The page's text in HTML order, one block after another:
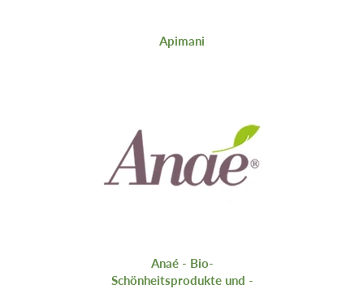
Apimani
Anaé - Bio-
Schönheitsprodukte und -